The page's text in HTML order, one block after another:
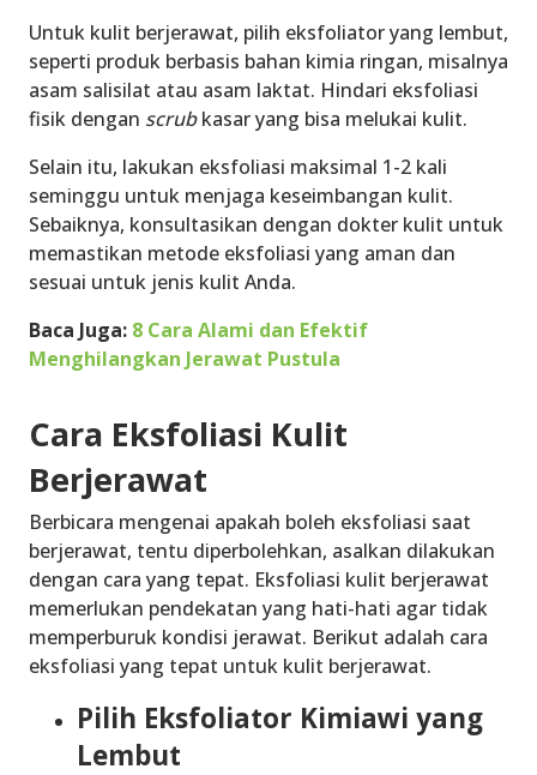
Untuk kulit berjerawat, pilih eksfoliator yang lembut,
seperti produk berbasis bahan kimia ringan, misalnya
asam salisilat atau asam laktat. Hindari eksfoliasi
fisik dengan scrubkasar yang bisa melukai kulit.
Selain itu, lakukan eksfoliasi maksimal 1-2 kali
seminggu untuk menjaga keseimbangan kulit.
Sebaiknya, konsultasikan dengan dokter kulit untuk
memastikan metode eksfoliasi yang aman dan
sesuai untuk jenis kulit Anda.
Baca Juga: 8 Cara Alami dan Efektif
Menghilangkan Jerawat Pustula
Cara Eksfoliasi Kulit
Berjerawat
Berbicara mengenai apakah boleh eksfoliasi saat
berjerawat, tentu diperbolehkan, asalkan dilakukan
dengan cara yang tepat. Eksfoliasi kulit berjerawat
memerlukan pendekatan yang hati-hati agar tidak
memperburuk kondisi jerawat. Berikut adalah cara
eksfoliasi yang tepat untuk kulit berjerawat.
Pilih Eksfoliator Kimiawi yang
Lembut